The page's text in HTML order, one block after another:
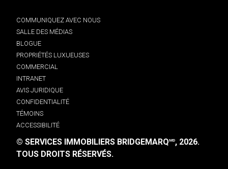
COMMUNIQUEZ AVEC NOUS
SALLE DES MÉDIAS
BLOGUE
PROPRIÉTÉS LUXUEUSES
COMMERCIAL
INTRANET
AVIS JURIDIQUE
CONFIDENTIALITÉ
TÉMOINS
ACCESSIBILITÉ
© SERVICES IMMOBILIERS BRIDGEMARQMD, 2026.
TOUS DROITS RÉSERVÉS.